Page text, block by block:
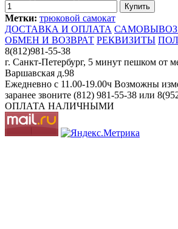
Метки: трюковой самокат
ДОСТАВКА И ОПЛАТА САМОВЫВОЗ
ОБМЕН И ВОЗВРАТ РЕКВИЗИТЫ
8(812)981-55-38
г. Санкт-Петербург, 5 минут пешком от
Варшавская д.98
Ежедневно c 11.00-19.00ч Возможны
заранее звоните (812) 981-55-38 или
ОПЛАТА НАЛИЧНЫМИ